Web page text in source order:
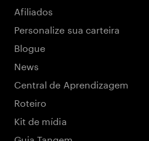
Afiliados
Personalize sua carteira
Blogue
News
Central de Aprendizagem
Roteiro
Kit de mídia